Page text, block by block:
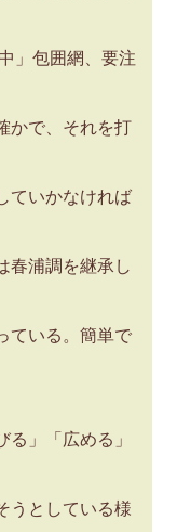
」包囲網、要注
かで、それを打
ていかなければ
春浦調を継承し
ている。簡単で
」「広める」
うとしている様